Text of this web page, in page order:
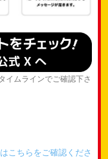
イムラインでご確認下さ
こちらをご確認くださ